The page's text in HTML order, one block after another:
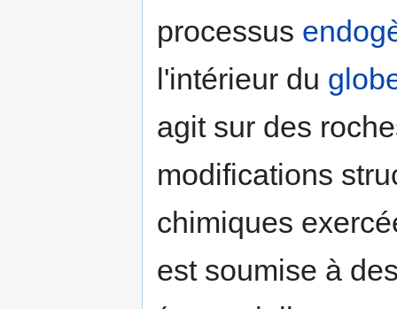
processus
l'intérieur du
agit sur des
modifications
chimiques
est soumise à